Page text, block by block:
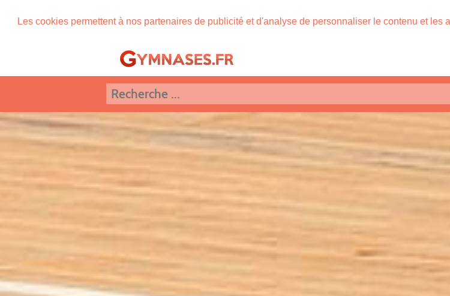
Les cookies permettent à nos partenaires de publicité et d'analyse de personnaliser le contenu et les